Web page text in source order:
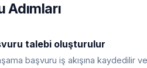
Adımları
talebi oluşturulur
başvuru iş akışına kaydedilir